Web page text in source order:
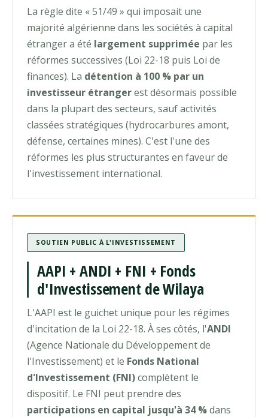
La règle dite « 51/49 » qui imposait une
majorité algérienne dans les sociétés à capital
étranger a été largement supprimée par les
réformes successives (Loi 22-18 puis Loi de
finances). La détention à 100 % par un
investisseur étrangerest désormais possible
dans la plupart des secteurs, sauf activités
classées stratégiques (hydrocarbures amont,
défense, certaines mines). C'est l'une des
réformes les plus structurantes en faveur de
l'investissement international.
SOUTIEN PUBLIC À L'INVESTISSEMENT
AAPI + ANDI + FNI + Fonds
d'Investissement de Wilaya
L'AAPI est le guichet unique pour les régimes
d'incitation de la Loi 22-18. À ses côtés, l'ANDI
(Agence Nationale du Développement de
l'Investissement) et le Fonds National
d'Investissement (FNI)complètent le
dispositif. Le FNI peut prendre des
participations en capital jusqu'à 34 %dans